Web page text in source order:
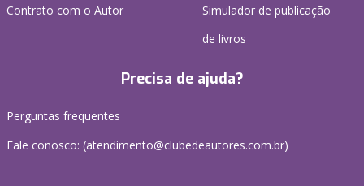
Contrato com o Autor
Simulador de publicação
de livros
Precisa de ajuda?
Perguntas frequentes
Fale conosco: (atendimento@clubedeautores.com.br)